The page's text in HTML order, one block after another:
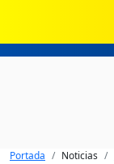
Portada Noticias